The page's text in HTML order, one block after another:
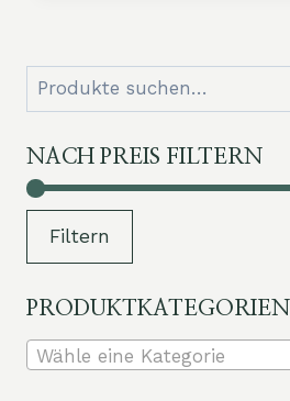
Suchen
nach:
NACH PREIS FILTERN
Filtern
PRODUKTKATEGORIEN
Wähle eine Kategorie